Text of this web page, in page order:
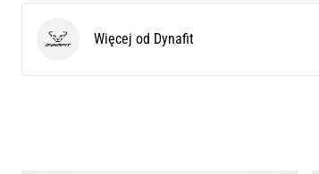
DynafitWięcej od Dynafit